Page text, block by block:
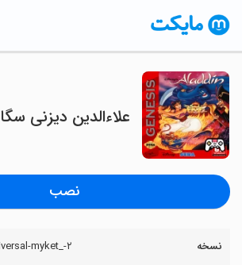
علاءالدین دیزنی سگا
نصب
نسخه ۲-_universal-myket